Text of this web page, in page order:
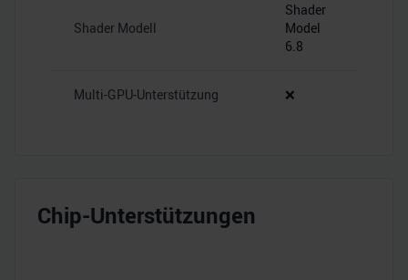
Shader Modell
Shader
Model
6.8
Multi-GPU-Unterstützung ❌
Chip-Unterstützungen